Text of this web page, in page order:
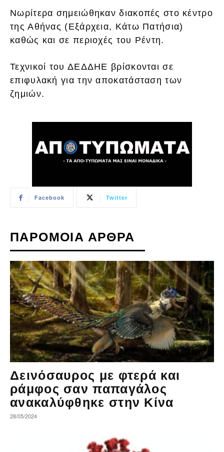
Νωρίτερα σημειώθηκαν διακοπές στο κέντρο
της Αθήνας (Εξάρχεια, Κάτω Πατήσια)
καθώς και σε περιοχές του Ρέντη.
Τεχνικοί του ΔΕΔΔΗΕ βρίσκονται σε
επιφυλακή για την αποκατάσταση των
ζημιών.
Facebook Twitter
ΠΑΡΟΜΟΙΑ ΑΡΘΡΑ
Δεινόσαυρος με φτερά και
ράμφος σαν παπαγάλος
ανακαλύφθηκε στην Κίνα
28/05/2024